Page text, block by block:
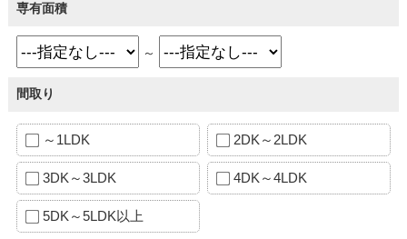
専有面積
～
間取り
～1LDK 2DK～2LDK
3DK～3LDK 4DK～4LDK
5DK～5LDK以上